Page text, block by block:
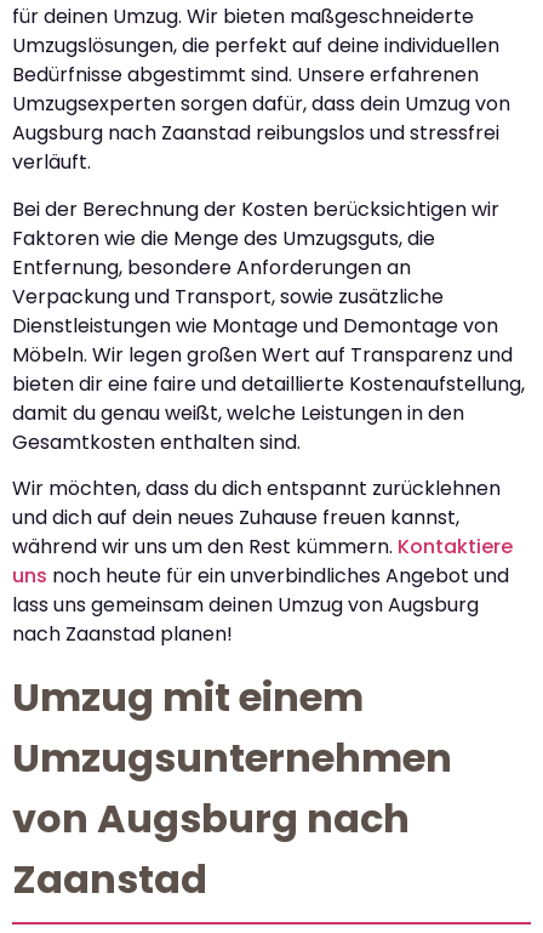
für deinen Umzug. Wir bieten maßgeschneiderte
Umzugslösungen, die perfekt auf deine individuellen
Bedürfnisse abgestimmt sind. Unsere erfahrenen
Umzugsexperten sorgen dafür, dass dein Umzug von
Augsburg nach Zaanstad reibungslos und stressfrei
verläuft.
Bei der Berechnung der Kosten berücksichtigen wir
Faktoren wie die Menge des Umzugsguts, die
Entfernung, besondere Anforderungen an
Verpackung und Transport, sowie zusätzliche
Dienstleistungen wie Montage und Demontage von
Möbeln. Wir legen großen Wert auf Transparenz und
bieten dir eine faire und detaillierte Kostenaufstellung,
damit du genau weißt, welche Leistungen in den
Gesamtkosten enthalten sind.
Wir möchten, dass du dich entspannt zurücklehnen
und dich auf dein neues Zuhause freuen kannst,
während wir uns um den Rest kümmern. Kontaktiere
uns noch heute für ein unverbindliches Angebot und
lass uns gemeinsam deinen Umzug von Augsburg
nach Zaanstad planen!
Umzug mit einem
Umzugsunternehmen
von Augsburg nach
Zaanstad